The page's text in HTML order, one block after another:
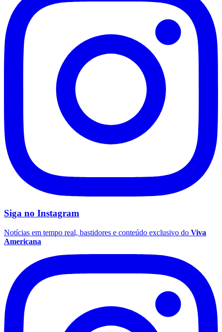
Goiás
Coritiba
Siga no Instagram
Notícias em tempo real, bastidores e conteúdo exclusivo do Viva
Americana